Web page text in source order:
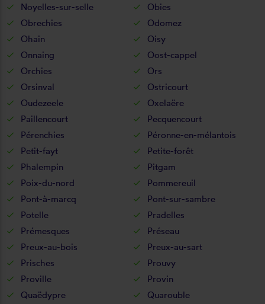
Noyelles-sur-selle
Obies
Obrechies
Odomez
Ohain
Oisy
Onnaing
Oost-cappel
Orchies
Ors
Orsinval
Ostricourt
Oudezeele
Oxelaëre
Paillencourt
Pecquencourt
Pérenchies
Péronne-en-mélantois
Petit-fayt
Petite-forêt
Phalempin
Pitgam
Poix-du-nord
Pommereuil
Pont-à-marcq
Pont-sur-sambre
Potelle
Pradelles
Prémesques
Préseau
Preux-au-bois
Preux-au-sart
Prisches
Prouvy
Proville
Provin
Quaëdypre
Quarouble